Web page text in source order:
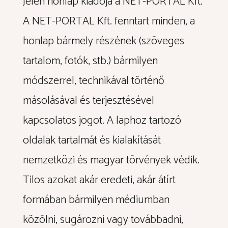
A NET-PORTAL Kft. fenntart minden, a
honlap bármely részének (szöveges
tartalom, fotók, stb.) bármilyen
módszerrel, technikával történő
másolásával és terjesztésével
kapcsolatos jogot. A laphoz tartozó
oldalak tartalmát és kialakítását
nemzetközi és magyar törvények védik.
Tilos azokat akár eredeti, akár átírt
formában bármilyen médiumban
közölni, sugározni vagy továbbadni,